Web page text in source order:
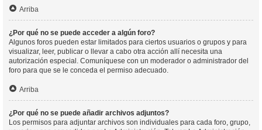
Arriba
¿Por qué no se puede acceder a algún foro?
Algunos foros pueden estar limitados para ciertos usuarios o grupos y para
visualizar, leer, publicar o llevar a cabo otra acción allí necesita una
autorización especial. Comuníquese con un moderador o administrador del
foro para que se le conceda el permiso adecuado.
Arriba
¿Por qué no se puede añadir archivos adjuntos?
Los permisos para adjuntar archivos son individuales para cada foro, grupo,